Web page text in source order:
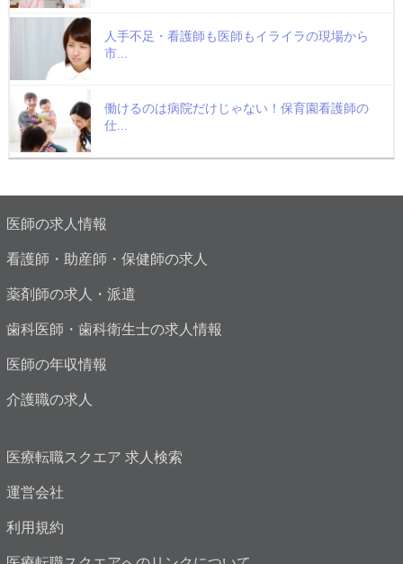
人手不足・看護師も医師もイライラの現場から
市...
働けるのは病院だけじゃない！保育園看護師の
仕...
医師の求人情報
看護師・助産師・保健師の求人
薬剤師の求人・派遣
歯科医師・歯科衛生士の求人情報
医師の年収情報
介護職の求人
医療転職スクエア 求人検索
運営会社
利用規約